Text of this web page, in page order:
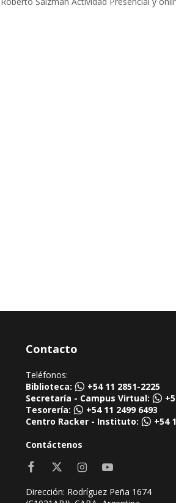
Contacto
Teléfonos:
Biblioteca:
+54 11 2851-2225
Secretaría - Campus Virtual:
Tesorería:
+54 11 2499 6493
Centro Racker - Instituto:
+54
Contáctenos
Dirección: Rodríguez Peña 1674